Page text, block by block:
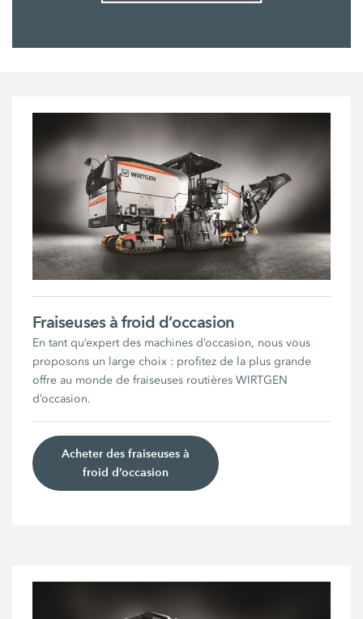
Fraiseuses à froid d’occasion
En tant qu’expert des machines d’occasion, nous vous
proposons un large choix : profitez de la plus grande
offre au monde de fraiseuses routières WIRTGEN
d’occasion.
Acheter des fraiseuses à
froid d’occasion